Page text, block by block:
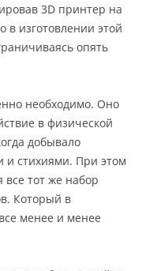
3D принтер на
в изготовлении этой
опять
необходимо. Оно
в физической
добывало
и стихиями. При этом
тот же набор
Который в
менее и менее